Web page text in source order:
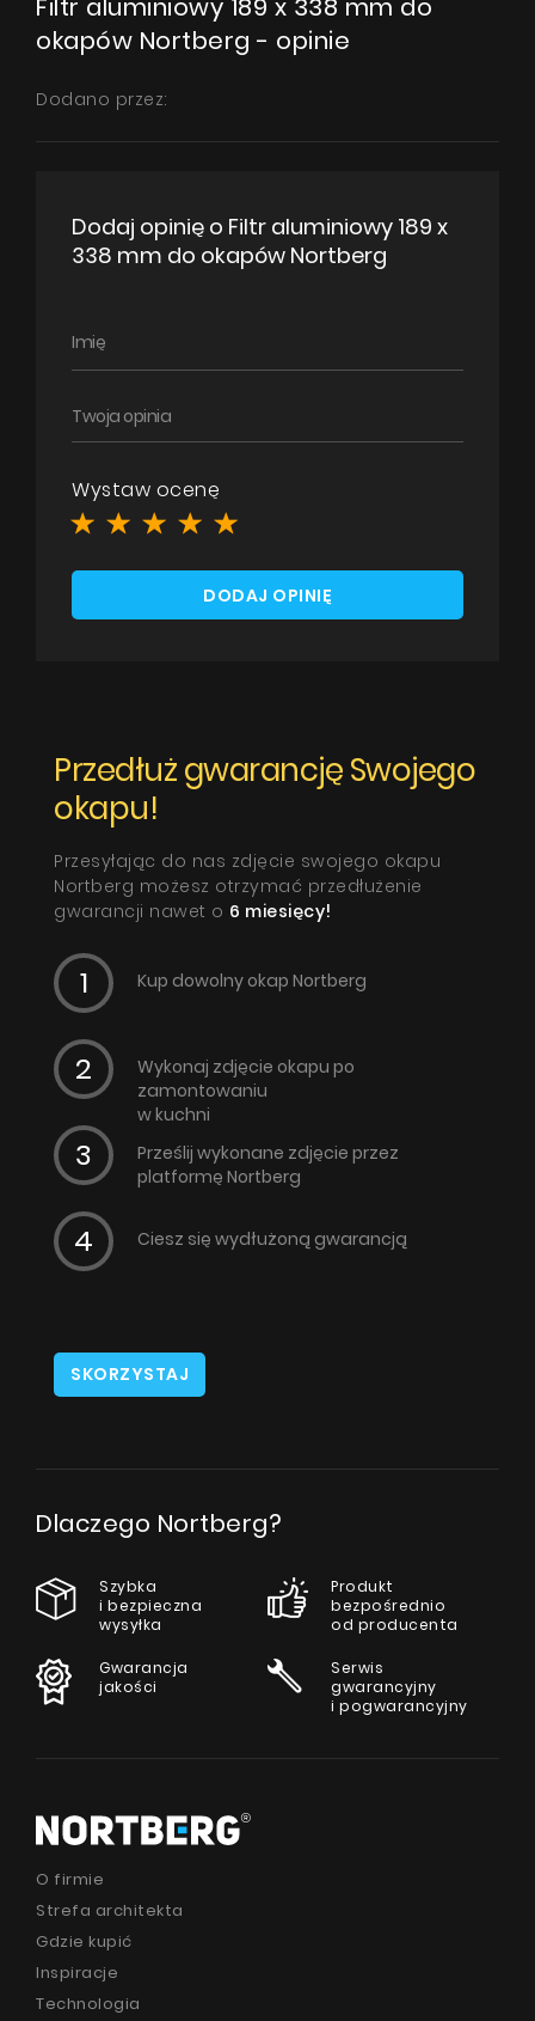
Gdzie kupić
WYŚLIJ WIADOMOŚĆ
Filtr aluminiowy 189 x 338 mm do
okapów Nortberg - opinie
Dodano przez:
Dodaj opinię o Filtr aluminiowy 189 x
338 mm do okapów Nortberg
Wystaw ocenę
DODAJ OPINIĘ
Przedłuż gwarancję Swojego
okapu!
Przesyłając do nas zdjęcie swojego okapu
Nortberg możesz otrzymać przedłużenie
gwarancji nawet o 6 miesięcy!
Kup dowolny okap Nortberg
Wykonaj zdjęcie okapu po
zamontowaniu
w kuchni
Prześlij wykonane zdjęcie przez
platformę Nortberg
Ciesz się wydłużoną gwarancją
SKORZYSTAJ
Dlaczego Nortberg?
Szybka
i bezpieczna
wysyłka
Produkt
bezpośrednio
od producenta
Gwarancja
jakości
Serwis
gwarancyjny
i pogwarancyjny
O firmie
Strefa architekta
Gdzie kupić
Inspiracje
Technologia